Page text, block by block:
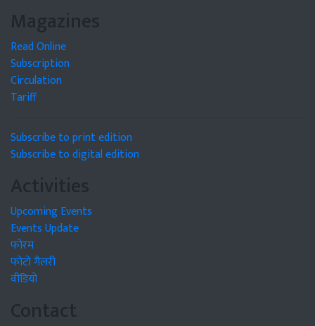
Magazines
Read Online
Subscription
Circulation
Tariff
Subscribe to print edition
Subscribe to digital edition
Activities
Upcoming Events
Events Update
फोरम
फोटो गैलरी
वीडियो
Contact